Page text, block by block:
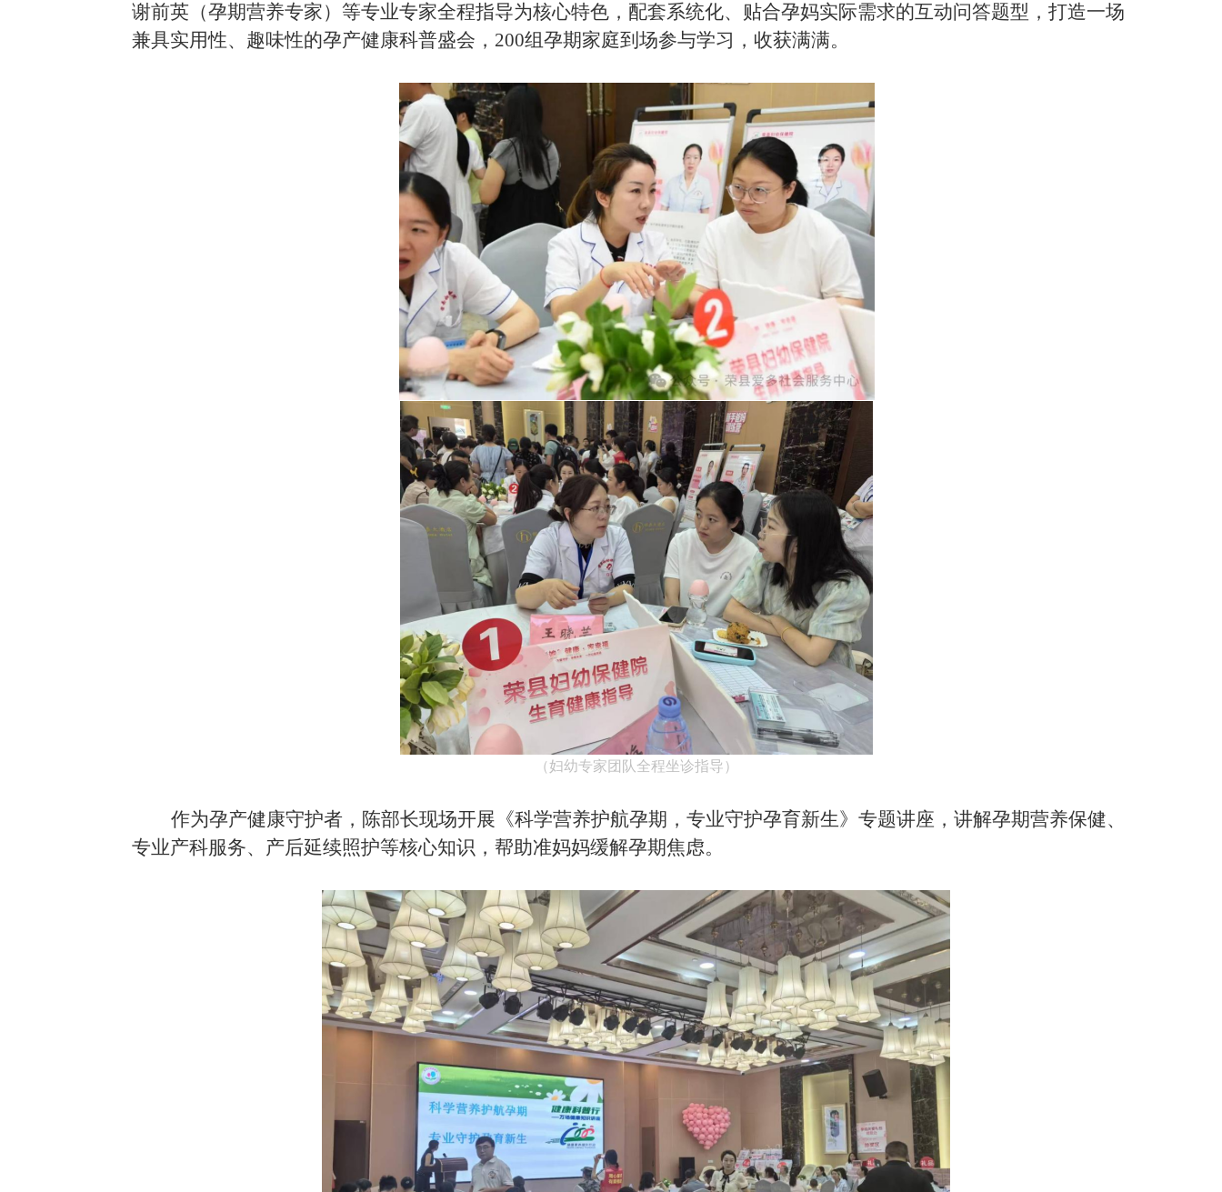
谢前英（孕期营养专家）等专业专家全程指导为核心特色，配套系统化、贴合孕妈实际需求的互动问答题型，打造一场
兼具实用性、趣味性的孕产健康科普盛会， 200组孕期家庭到场参与学习，收获满满。
（妇幼专家团队全程坐诊指导）
作为孕产健康守护者， 陈部长现场开展《科学营养护航孕期，专业守护孕育新生》 专题讲座，讲解孕期营养保健、
专业产科服务、 产后延续照护等核心知识，帮助准妈妈缓解孕期焦虑。